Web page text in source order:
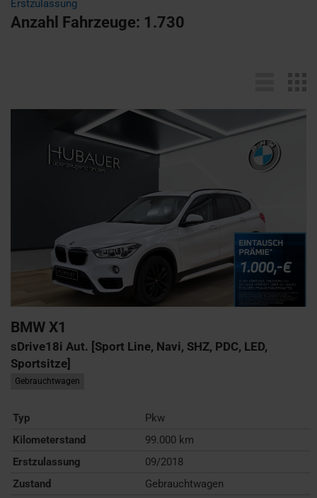
Erstzulassung
Anzahl Fahrzeuge: 1.730
BMW X1
sDrive18i Aut. [Sport Line, Navi, SHZ, PDC, LED,
Sportsitze]
Gebrauchtwagen
Typ
Pkw
Kilometerstand
99.000 km
Erstzulassung
09/2018
Zustand
Gebrauchtwagen